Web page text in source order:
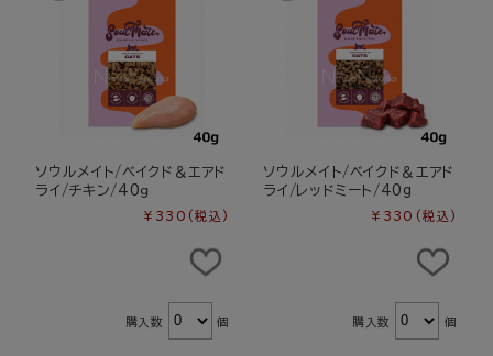
ソウルメイト/ベイクド＆エアド
ライ/チキン/40ｇ
¥330 (税込)
購入数 個
ソウルメイト/ベイクド＆エアド
ライ/レッドミート/40g
¥330 (税込)
購入数 個